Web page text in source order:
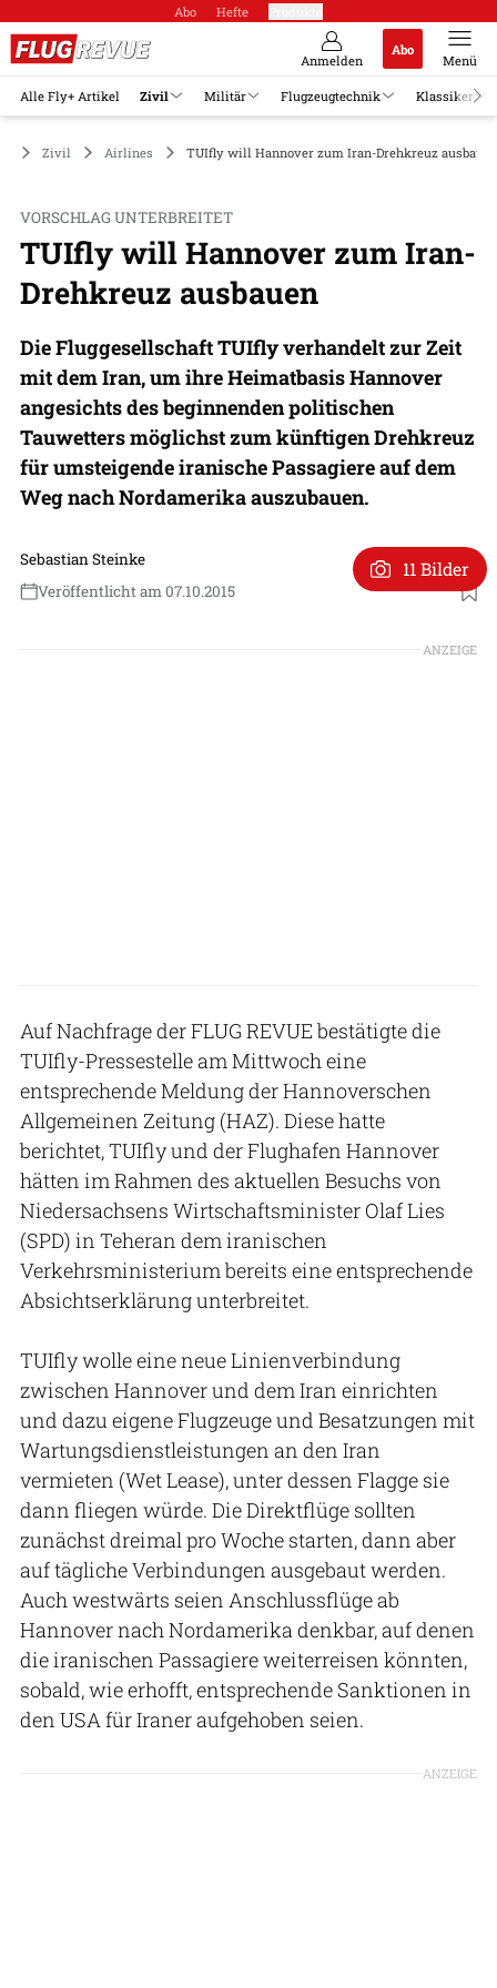
Abo Hefte
Anmelden
Abo
Menü
Alle Fly+ Artikel Zivil Militär Flugzeugtechnik Klassiker
Zivil Airlines TUIfly will Hannover zum Iran-Drehkreuz ausbauen
VORSCHLAG UNTERBREITET
TUIfly will Hannover zum Iran-
Drehkreuz ausbauen
Die Fluggesellschaft TUIfly verhandelt zur Zeit
mit dem Iran, um ihre Heimatbasis Hannover
angesichts des beginnenden politischen
Tauwetters möglichst zum künftigen Drehkreuz
für umsteigende iranische Passagiere auf dem
Weg nach Nordamerika auszubauen.
Sebastian Steinke
Veröffentlicht am 07.10.2015
11 Bilder
ANZEIGE
Auf Nachfrage der FLUG REVUE bestätigte die
TUIfly-Pressestelle am Mittwoch eine
entsprechende Meldung der Hannoverschen
Allgemeinen Zeitung (HAZ). Diese hatte
berichtet, TUIfly und der Flughafen Hannover
hätten im Rahmen des aktuellen Besuchs von
Niedersachsens Wirtschaftsminister Olaf Lies
(SPD) in Teheran dem iranischen
Verkehrsministerium bereits eine entsprechende
Absichtserklärung unterbreitet.
TUIfly wolle eine neue Linienverbindung
zwischen Hannover und dem Iran einrichten
und dazu eigene Flugzeuge und Besatzungen mit
Wartungsdienstleistungen an den Iran
vermieten (Wet Lease), unter dessen Flagge sie
dann fliegen würde. Die Direktflüge sollten
zunächst dreimal pro Woche starten, dann aber
auf tägliche Verbindungen ausgebaut werden.
Auch westwärts seien Anschlussflüge ab
Hannover nach Nordamerika denkbar, auf denen
die iranischen Passagiere weiterreisen könnten,
sobald, wie erhofft, entsprechende Sanktionen in
den USA für Iraner aufgehoben seien.
ANZEIGE